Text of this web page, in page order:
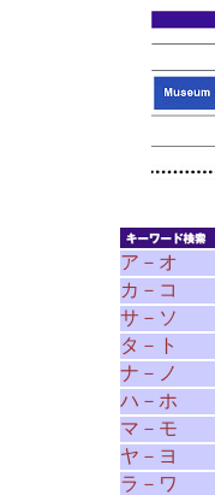
ア－オ
カ－コ
サ－ソ
タ－ト
ナ－ノ
ハ－ホ
マ－モ
ヤ－ヨ
ラ－ワ